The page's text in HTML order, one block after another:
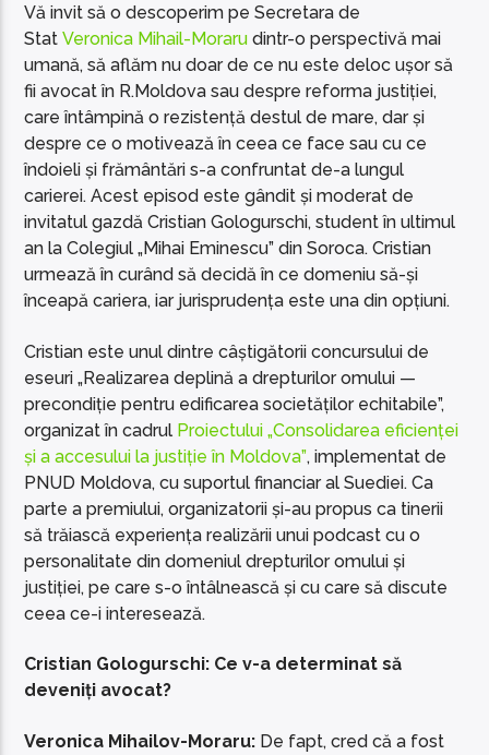
Vă invit să o descoperim pe Secretara de
StatVeronica Mihail-Moraru dintr-o perspectivă mai
umană, să aflăm nu doar de ce nu este deloc ușor să
fii avocat în R.Moldova sau despre reforma justiției,
care întâmpină o rezistență destul de mare, dar și
despre ce o motivează în ceea ce face sau cu ce
îndoieli și frământări s-a confruntat de-a lungul
carierei. Acest episod este gândit și moderat de
invitatul gazdă Cristian Gologurschi, student în ultimul
an la Colegiul „Mihai Eminescu” din Soroca. Cristian
urmează în curând să decidă în ce domeniu să-și
înceapă cariera, iar jurisprudența este una din opțiuni.
Cristian este unul dintre câștigătorii concursului de
eseuri „Realizarea deplină a drepturilor omului —
precondiție pentru edificarea societăților echitabile”,
organizat în cadrul Proiectului „Consolidarea eficienței
și a accesului la justiție în Moldova”, implementat de
PNUD Moldova, cu suportul financiar al Suediei. Ca
parte a premiului, organizatorii și-au propus ca tinerii
să trăiască experiența realizării unui podcast cu o
personalitate din domeniul drepturilor omului și
justiției, pe care s-o întâlnească și cu care să discute
ceea ce-i interesează.
Cristian Gologurschi: Ce v-a determinat să
deveniți avocat?
Veronica Mihailov-Moraru: De fapt, cred că a fost